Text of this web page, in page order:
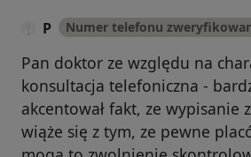
P Numer telefonu
Pan doktor ze względu na
konsultacja telefoniczna -
akcentował fakt, ze wypisanie
wiąże się z tym, ze pewne